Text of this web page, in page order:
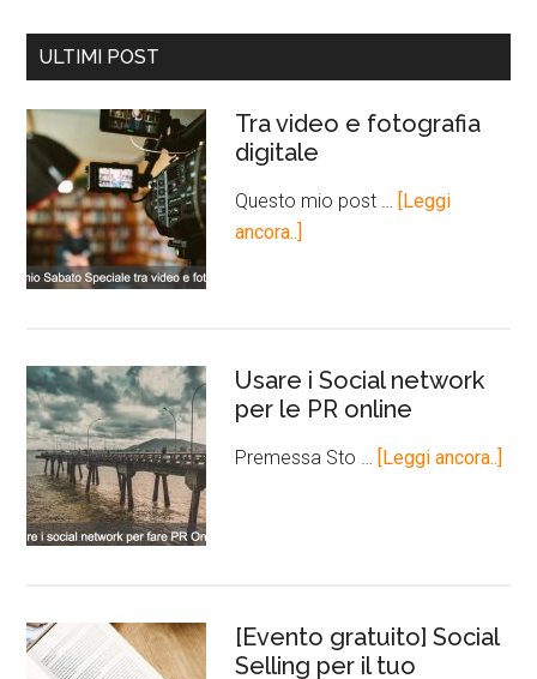
ULTIMI POST
Tra video e fotografia
digitale
Questo mio post … [Leggi
ancora..]
Usare i Social network
per le PR online
Premessa Sto … [Leggi ancora..]
[Evento gratuito] Social
Selling per il tuo